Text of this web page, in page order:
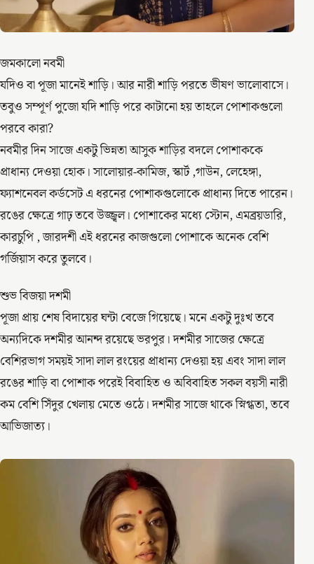
জমকালো নবমী
যদিও বা পূজা মানেই শাড়ি। আর নারী শাড়ি পরতে ভীষণ ভালোবাসে।
তবুও সম্পূর্ণ পুজো যদি শাড়ি পরে কাটানো হয় তাহলে পোশাকগুলো
পরবে কারা?
নবমীর দিন সাজে একটু ভিন্নতা আসুক শাড়ির বদলে পোশাককে
প্রাধান্য দেওয়া হোক। সালোয়ার-কামিজ, স্কার্ট ,গাউন, লেহেঙ্গা,
ফ্যাশনেবল কর্ডসেট এ ধরনের পোশাকগুলোকে প্রাধান্য দিতে পারেন।
রঙের ক্ষেত্রে গাঢ় তবে উজ্জ্বল। পোশাকের মধ্যে স্টোন, এমব্রয়ডারি,
কারচুপি , জারদশী এই ধরনের কাজগুলো পোশাকে অনেক বেশি
গর্জিয়াস করে তুলবে।
শুভ বিজয়া দশমী
পূজা প্রায় শেষ বিদায়ের ঘন্টা বেজে গিয়েছে। মনে একটু দুঃখ তবে
অন্যদিকে দশমীর আনন্দ রয়েছে ভরপুর। দশমীর সাজের ক্ষেত্রে
বেশিরভাগ সময়ই সাদা লাল রংয়ের প্রাধান্য দেওয়া হয় এবং সাদা লাল
রঙের শাড়ি বা পোশাক পরেই বিবাহিত ও অবিবাহিত সকল বয়সী নারী
কম বেশি সিঁদুর খেলায় মেতে ওঠে। দশমীর সাজে থাকে স্নিগ্ধতা, তবে
আভিজাত্য।